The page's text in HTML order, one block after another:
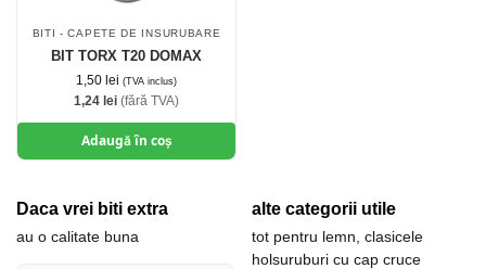
BITI - CAPETE DE INSURUBARE
BIT TORX T20 DOMAX
1,50 lei (TVA inclus)
1,24 lei (fără TVA)
Adaugă în coș
Daca vrei biti extra
au o calitate buna
alte categorii utile
tot pentru lemn, clasicele
holsuruburi cu cap cruce